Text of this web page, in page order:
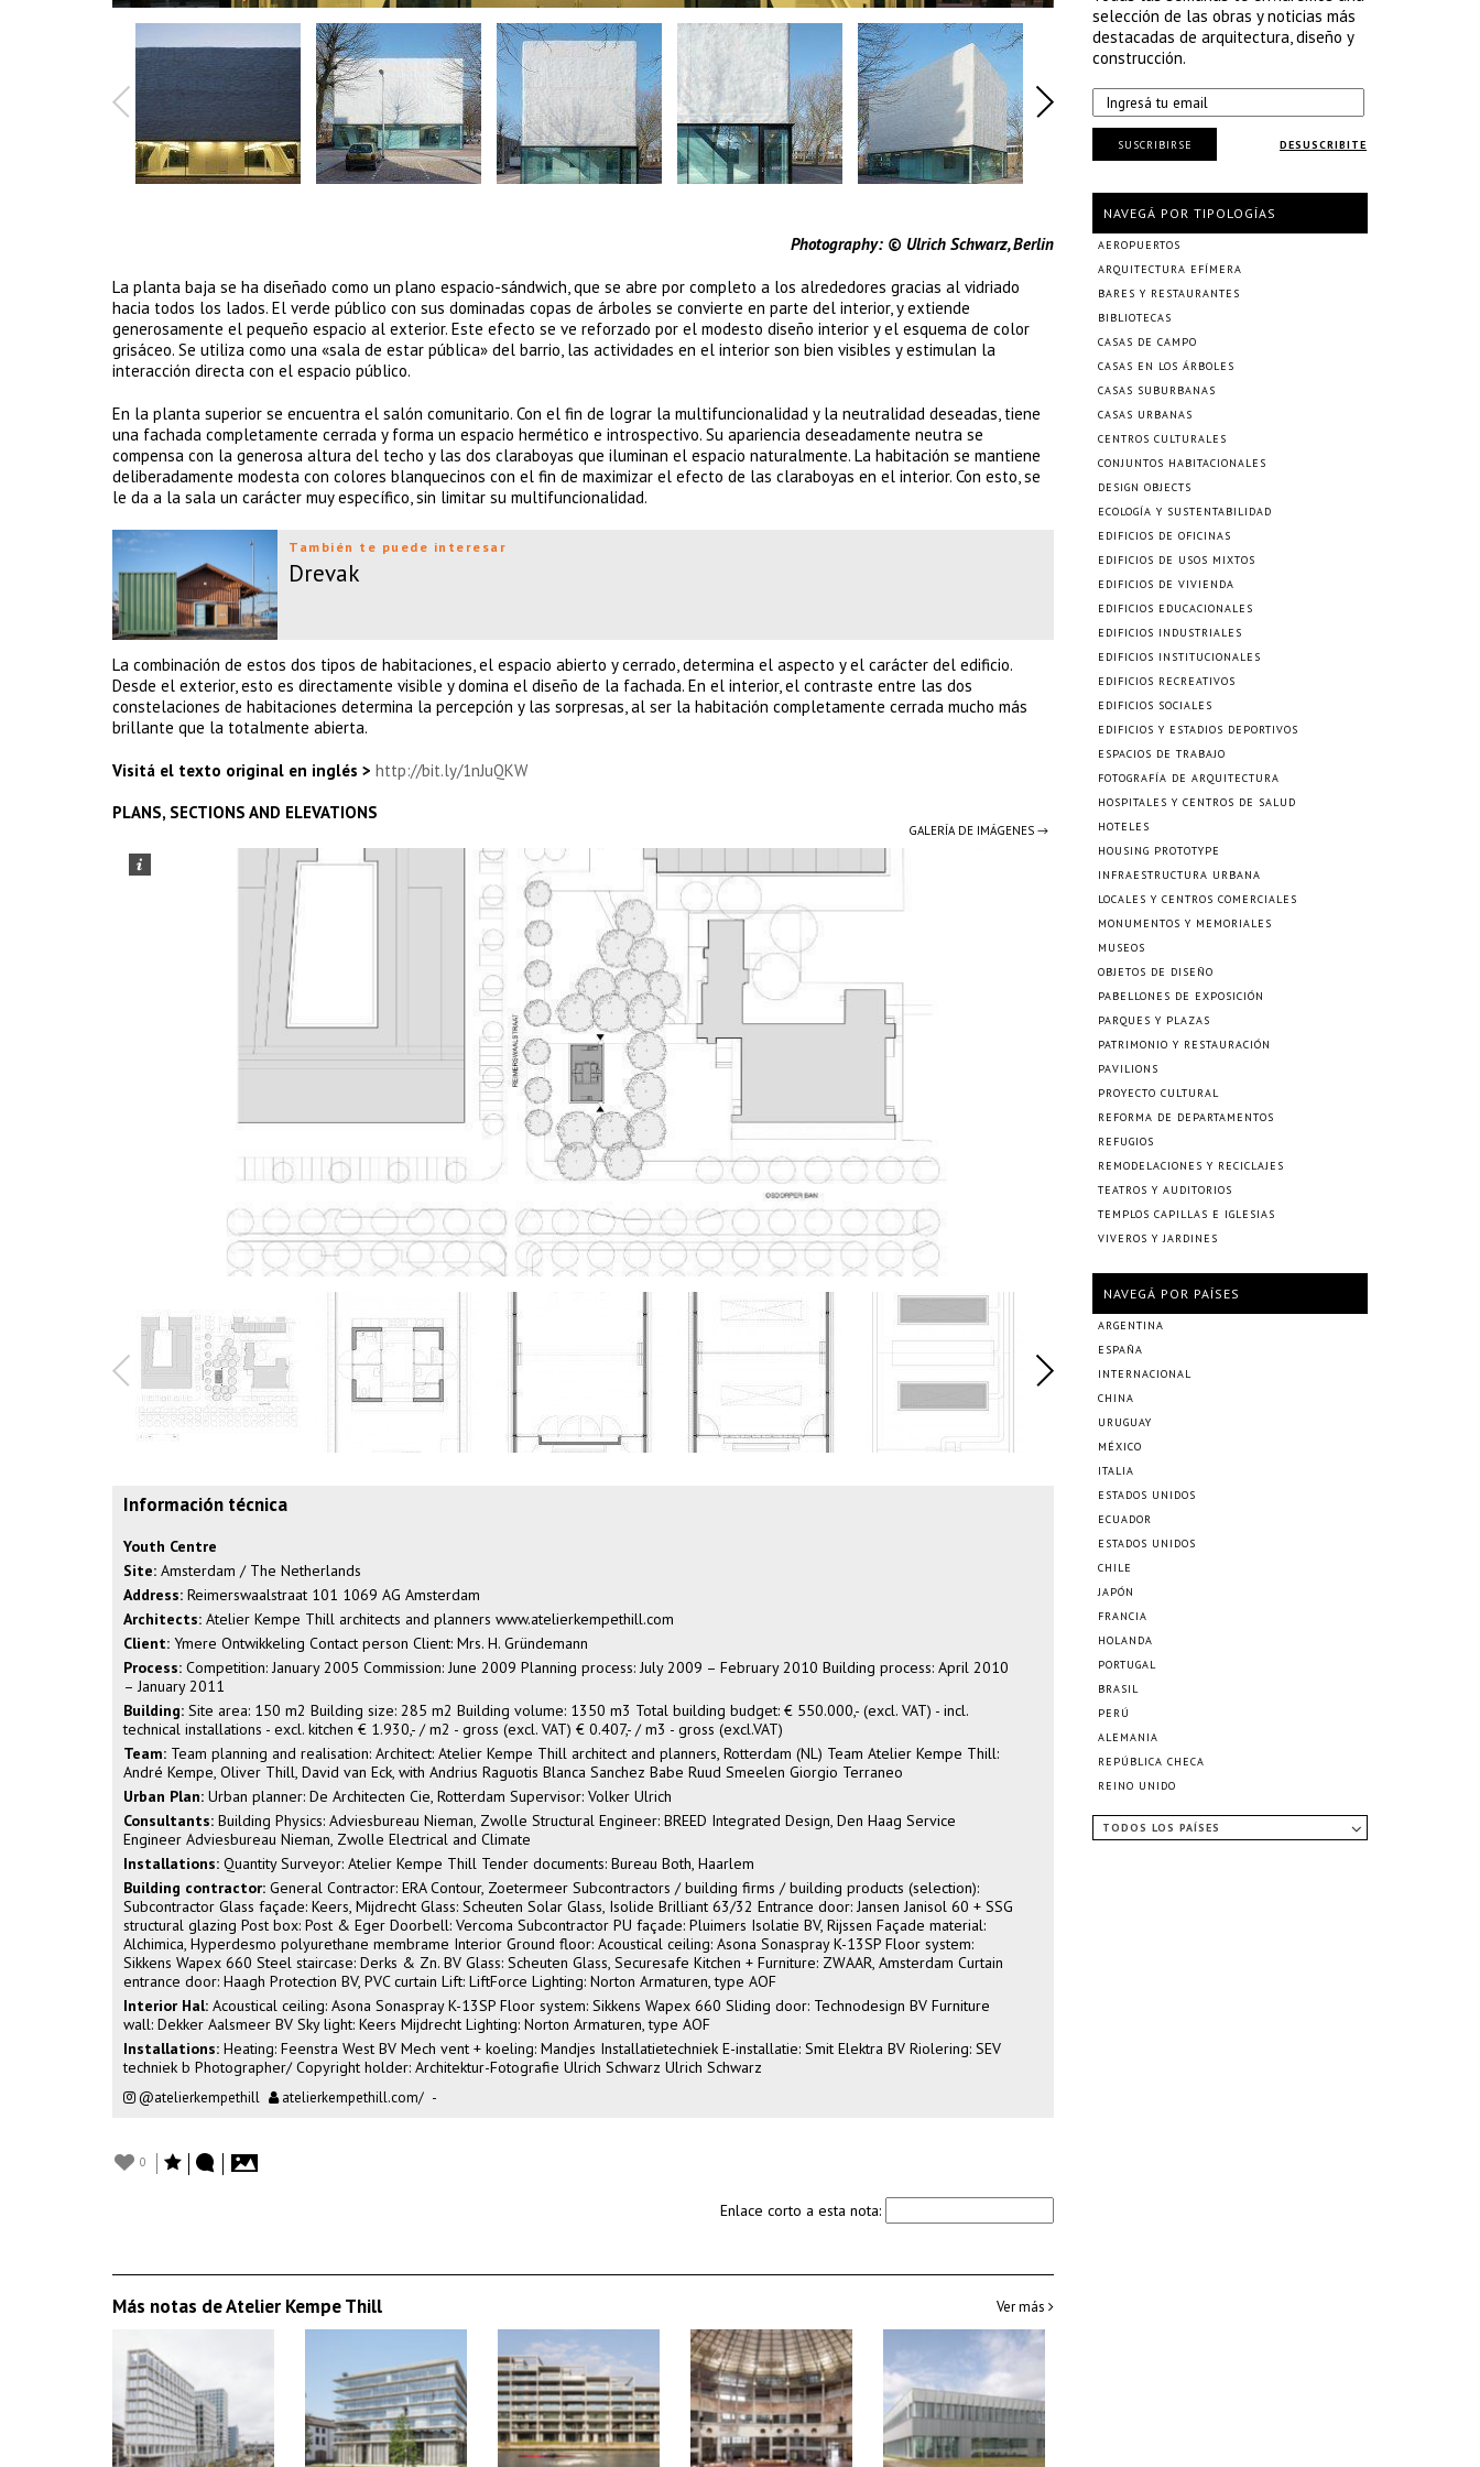
Photography: © Ulrich Schwarz, Berlin
La planta baja se ha diseñado como un plano espacio-sándwich, que se abre por completo a los alrededores gracias al vidriado
hacia todos los lados. El verde público con sus dominadas copas de árboles se convierte en parte del interior, y extiende
generosamente el pequeño espacio al exterior. Este efecto se ve reforzado por el modesto diseño interior y el esquema de color
grisáceo. Se utiliza como una «sala de estar pública» del barrio, las actividades en el interior son bien visibles y estimulan la
interacción directa con el espacio público.
En la planta superior se encuentra el salón comunitario. Con el fin de lograr la multifuncionalidad y la neutralidad deseadas, tiene
una fachada completamente cerrada y forma un espacio hermético e introspectivo. Su apariencia deseadamente neutra se
compensa con la generosa altura del techo y las dos claraboyas que iluminan el espacio naturalmente. La habitación se mantiene
deliberadamente modesta con colores blanquecinos con el fin de maximizar el efecto de las claraboyas en el interior. Con esto, se
le da a la sala un carácter muy específico, sin limitar su multifuncionalidad.
También te puede interesar
Drevak
La combinación de estos dos tipos de habitaciones, el espacio abierto y cerrado, determina el aspecto y el carácter del edificio.
Desde el exterior, esto es directamente visible y domina el diseño de la fachada. En el interior, el contraste entre las dos
constelaciones de habitaciones determina la percepción y las sorpresas, al ser la habitación completamente cerrada mucho más
brillante que la totalmente abierta.
Visitá el texto original en inglés > http://bit.ly/1nJuQKW
PLANS, SECTIONS AND ELEVATIONS
GALERÍA DE IMÁGENES →
Información técnica
Youth Centre
Site: Amsterdam / The Netherlands
Address: Reimerswaalstraat 101 1069 AG Amsterdam
Architects: Atelier Kempe Thill architects and planners www.atelierkempethill.com
Client: Ymere Ontwikkeling Contact person Client: Mrs. H. Gründemann
Process: Competition: January 2005 Commission: June 2009 Planning process: July 2009 – February 2010 Building process: April 2010
– January 2011
Building: Site area: 150 m2 Building size: 285 m2 Building volume: 1350 m3 Total building budget: € 550.000,- (excl. VAT) - incl.
technical installations - excl. kitchen € 1.930,- / m2 - gross (excl. VAT) € 0.407,- / m3 - gross (excl.VAT)
Team: Team planning and realisation: Architect: Atelier Kempe Thill architect and planners, Rotterdam (NL) Team Atelier Kempe Thill:
André Kempe, Oliver Thill, David van Eck, with Andrius Raguotis Blanca Sanchez Babe Ruud Smeelen Giorgio Terraneo
Urban Plan: Urban planner: De Architecten Cie, Rotterdam Supervisor: Volker Ulrich
Consultants: Building Physics: Adviesbureau Nieman, Zwolle Structural Engineer: BREED Integrated Design, Den Haag Service
Engineer Adviesbureau Nieman, Zwolle Electrical and Climate
Installations: Quantity Surveyor: Atelier Kempe Thill Tender documents: Bureau Both, Haarlem
Building contractor: General Contractor: ERA Contour, Zoetermeer Subcontractors / building firms / building products (selection):
Subcontractor Glass façade: Keers, Mijdrecht Glass: Scheuten Solar Glass, Isolide Brilliant 63/32 Entrance door: Jansen Janisol 60 + SSG
structural glazing Post box: Post & Eger Doorbell: Vercoma Subcontractor PU façade: Pluimers Isolatie BV, Rijssen Façade material:
Alchimica, Hyperdesmo polyurethane membrame Interior Ground floor: Acoustical ceiling: Asona Sonaspray K-13SP Floor system:
Sikkens Wapex 660 Steel staircase: Derks & Zn. BV Glass: Scheuten Glass, Securesafe Kitchen + Furniture: ZWAAR, Amsterdam Curtain
entrance door: Haagh Protection BV, PVC curtain Lift: LiftForce Lighting: Norton Armaturen, type AOF
Interior Hal: Acoustical ceiling: Asona Sonaspray K-13SP Floor system: Sikkens Wapex 660 Sliding door: Technodesign BV Furniture
wall: Dekker Aalsmeer BV Sky light: Keers Mijdrecht Lighting: Norton Armaturen, type AOF
Installations: Heating: Feenstra West BV Mech vent + koeling: Mandjes Installatietechniek E-installatie: Smit Elektra BV Riolering: SEV
techniek b Photographer/ Copyright holder: Architektur-Fotografie Ulrich Schwarz Ulrich Schwarz
@atelierkempethill atelierkempethill.com/ -
0
Enlace corto a esta nota:
Más notas de Atelier Kempe Thill Ver más
selección de las obras y noticias más
destacadas de arquitectura, diseño y
construcción.
DESUSCRIBITE
SUSCRIBIRSE
NAVEGÁ POR TIPOLOGÍAS
AEROPUERTOS
ARQUITECTURA EFÍMERA
BARES Y RESTAURANTES
BIBLIOTECAS
CASAS DE CAMPO
CASAS EN LOS ÁRBOLES
CASAS SUBURBANAS
CASAS URBANAS
CENTROS CULTURALES
CONJUNTOS HABITACIONALES
DESIGN OBJECTS
ECOLOGÍA Y SUSTENTABILIDAD
EDIFICIOS DE OFICINAS
EDIFICIOS DE USOS MIXTOS
EDIFICIOS DE VIVIENDA
EDIFICIOS EDUCACIONALES
EDIFICIOS INDUSTRIALES
EDIFICIOS INSTITUCIONALES
EDIFICIOS RECREATIVOS
EDIFICIOS SOCIALES
EDIFICIOS Y ESTADIOS DEPORTIVOS
ESPACIOS DE TRABAJO
FOTOGRAFÍA DE ARQUITECTURA
HOSPITALES Y CENTROS DE SALUD
HOTELES
HOUSING PROTOTYPE
INFRAESTRUCTURA URBANA
LOCALES Y CENTROS COMERCIALES
MONUMENTOS Y MEMORIALES
MUSEOS
OBJETOS DE DISEÑO
PABELLONES DE EXPOSICIÓN
PARQUES Y PLAZAS
PATRIMONIO Y RESTAURACIÓN
PAVILIONS
PROYECTO CULTURAL
REFORMA DE DEPARTAMENTOS
REFUGIOS
REMODELACIONES Y RECICLAJES
TEATROS Y AUDITORIOS
TEMPLOS CAPILLAS E IGLESIAS
VIVEROS Y JARDINES
NAVEGÁ POR PAÍSES
ARGENTINA
ESPAÑA
INTERNACIONAL
CHINA
URUGUAY
MÉXICO
ITALIA
ESTADOS UNIDOS
ECUADOR
ESTADOS UNIDOS
CHILE
JAPÓN
FRANCIA
HOLANDA
PORTUGAL
BRASIL
PERÚ
ALEMANIA
REPÚBLICA CHECA
REINO UNIDO
TODOS LOS PAÍSES